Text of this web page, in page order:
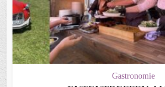
Gastronomie